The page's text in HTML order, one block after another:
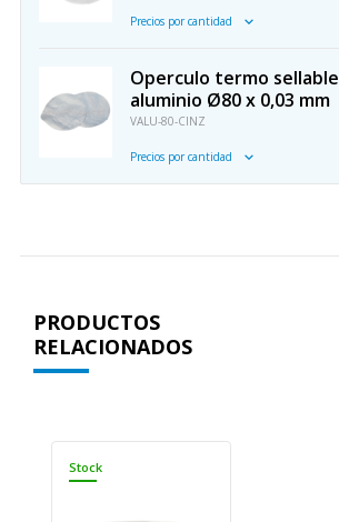
Precios por cantidad
Operculo termo sellable
aluminio Ø80 x 0,03 mm
VALU-80-CINZ
Precios por cantidad
PRODUCTOS
RELACIONADOS
Stock